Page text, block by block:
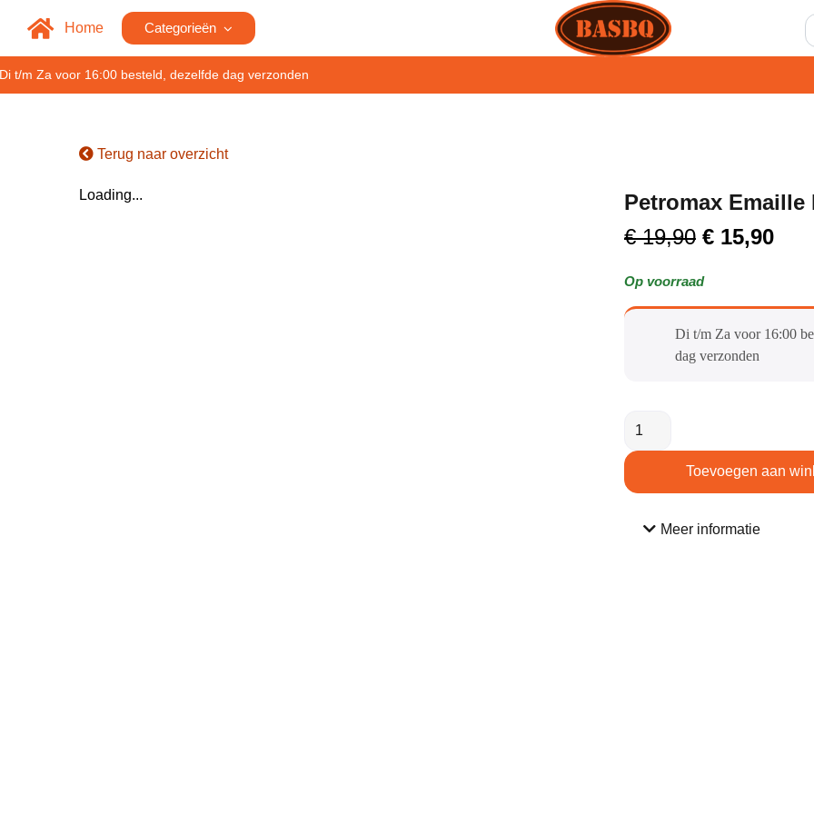
Home Categorieën
t/m Za voor 16:00 besteld, dezelfde dag verzonden
Terug naar overzicht
Loading...
Petromax
€19,90 € 15,90
Op voorraad
Di t/m Za voor 16:00
dag verzonden​
Toevoegen aan
Meer informatie